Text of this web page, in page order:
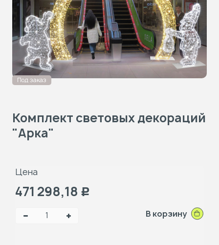
Под заказ
Комплект световых декораций
"Арка"
Цена
471 298,18 Р
В корзину